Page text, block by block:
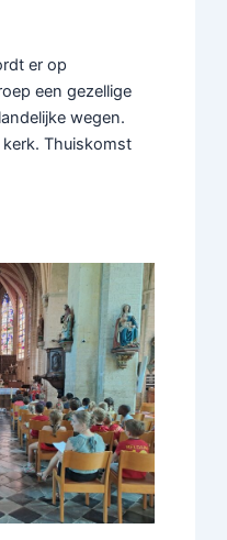
er op
een gezellige
wegen.
Thuiskomst